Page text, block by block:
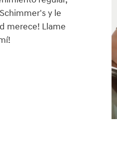
y le
merece! Llame